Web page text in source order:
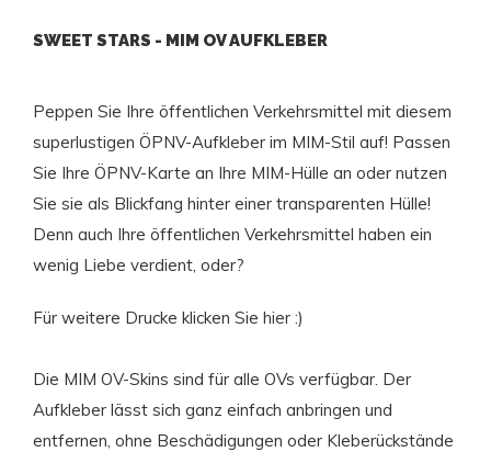
SWEET STARS - MIM OV AUFKLEBER
Peppen Sie Ihre öffentlichen Verkehrsmittel mit diesem
superlustigen ÖPNV-Aufkleber im MIM-Stil auf! Passen
Sie Ihre ÖPNV-Karte an Ihre MIM-Hülle an oder nutzen
Sie sie als Blickfang hinter einer transparenten Hülle!
Denn auch Ihre öffentlichen Verkehrsmittel haben ein
wenig Liebe verdient, oder?
Für weitere Drucke klicken Sie hier :)
Die MIM OV-Skins sind für alle OVs verfügbar. Der
Aufkleber lässt sich ganz einfach anbringen und
entfernen, ohne Beschädigungen oder Kleberückstände